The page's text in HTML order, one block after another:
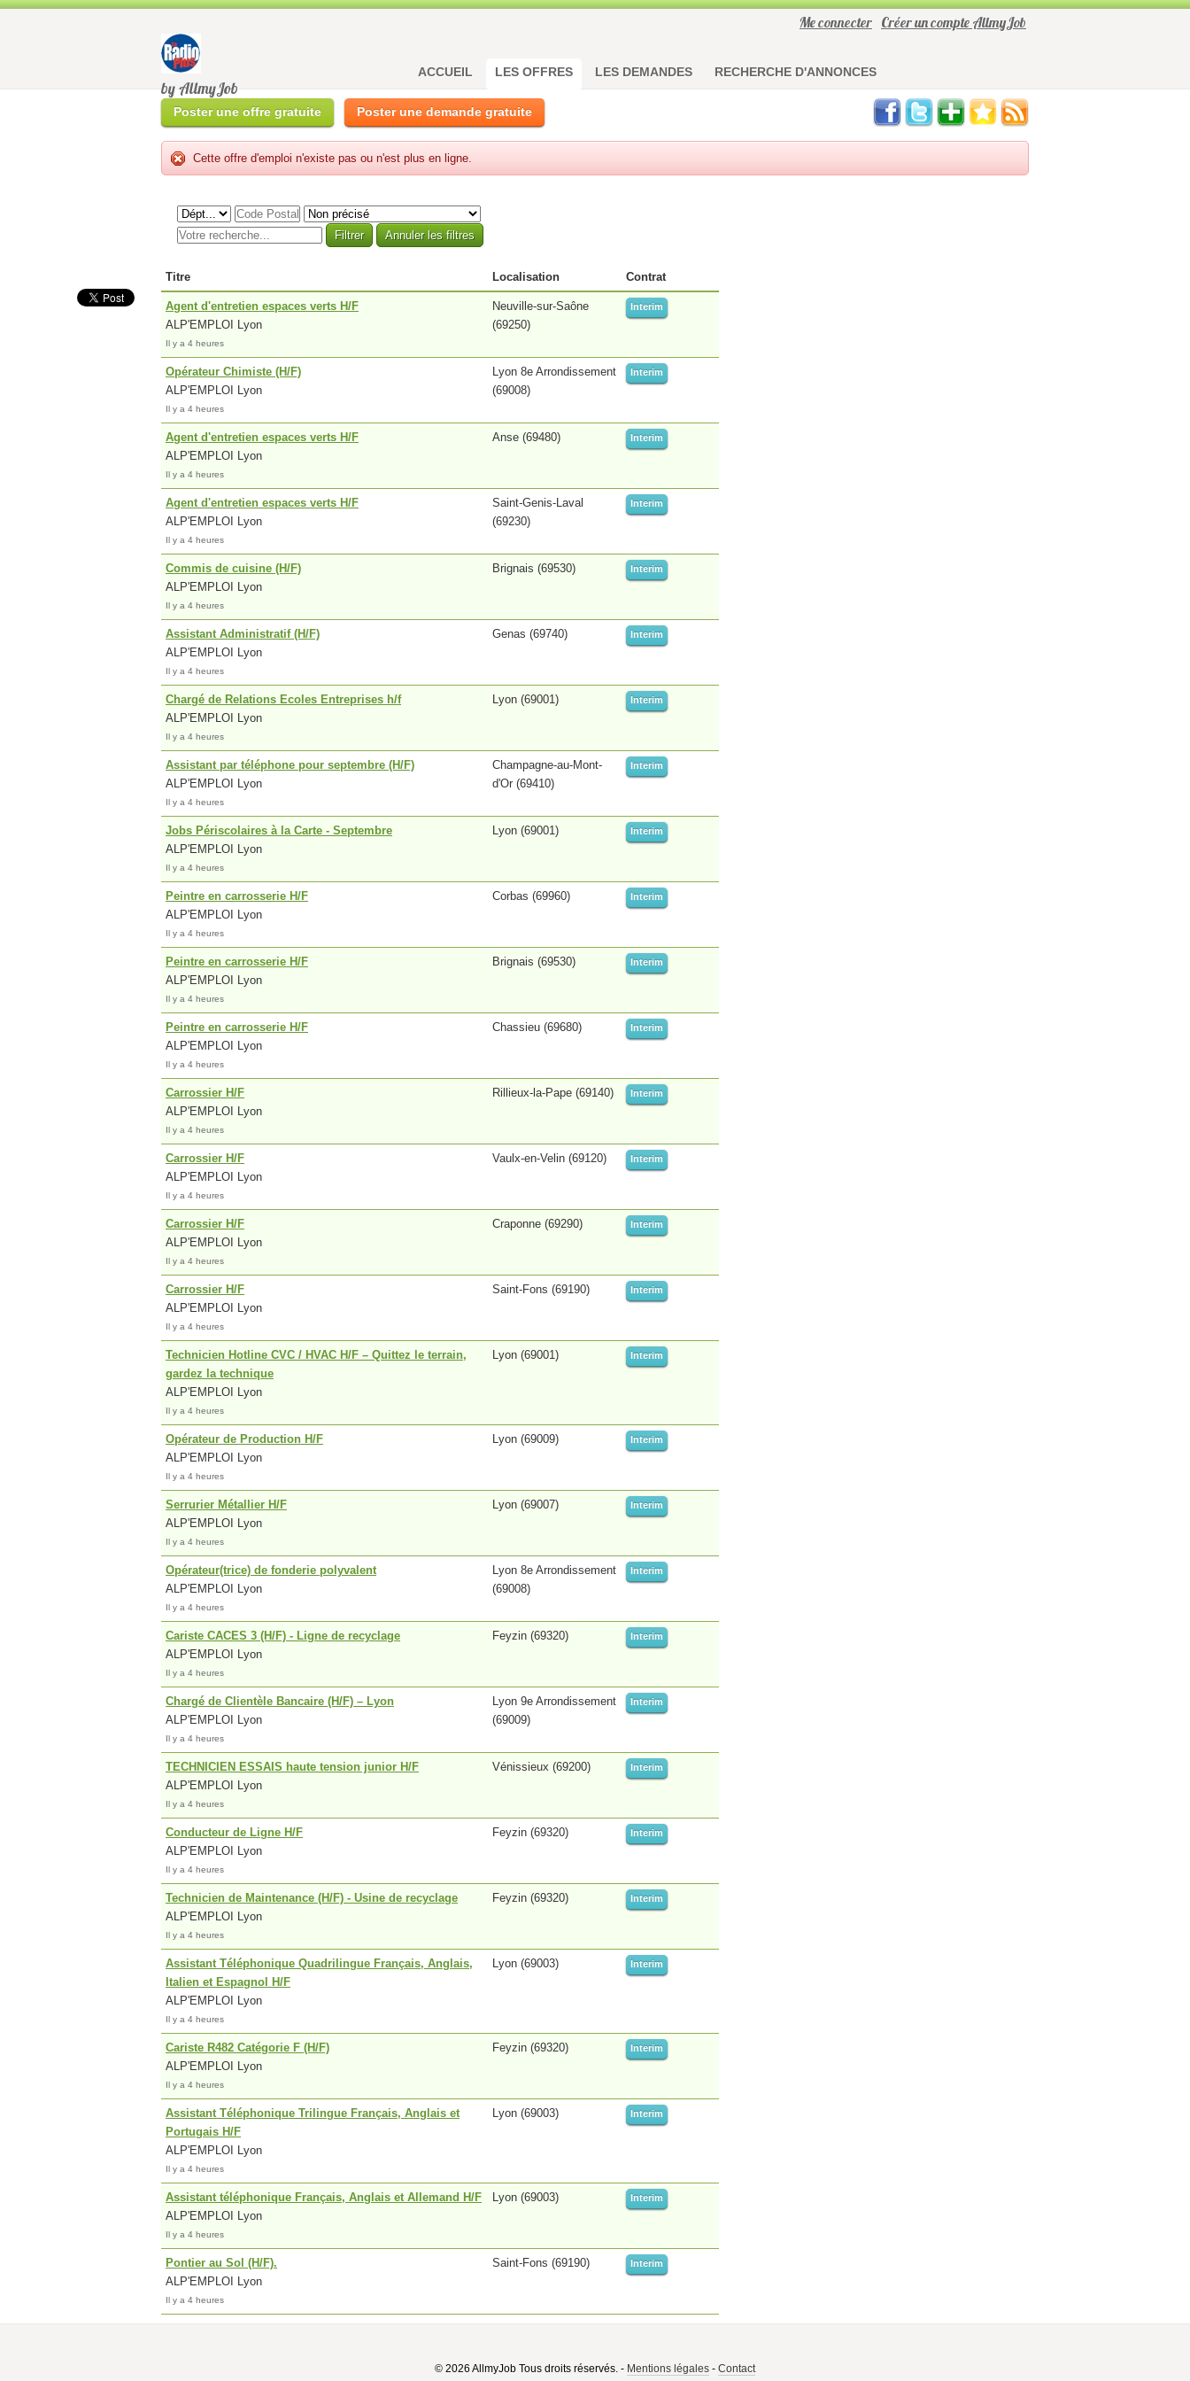
by AllmyJob
Me connecter Créer un compte AllmyJob
ACCUEIL LES OFFRES LES DEMANDES RECHERCHE D'ANNONCES
Poster une offre gratuite Poster une demande gratuite
Cette offre d'emploi n'existe pas ou n'est plus en ligne.
Titre Localisation Contrat
Agent d'entretien espaces verts H/F
ALP'EMPLOI Lyon
Il y a 4 heures
Neuville-sur-Saône
(69250)
Interim
Opérateur Chimiste (H/F)
ALP'EMPLOI Lyon
Il y a 4 heures
Lyon 8e Arrondissement
(69008)
Interim
Agent d'entretien espaces verts H/F
ALP'EMPLOI Lyon
Il y a 4 heures
Anse (69480) Interim
Agent d'entretien espaces verts H/F
ALP'EMPLOI Lyon
Il y a 4 heures
Saint-Genis-Laval
(69230)
Interim
Commis de cuisine (H/F)
ALP'EMPLOI Lyon
Il y a 4 heures
Brignais (69530) Interim
Assistant Administratif (H/F)
ALP'EMPLOI Lyon
Il y a 4 heures
Genas (69740) Interim
Chargé de Relations Ecoles Entreprises h/f
ALP'EMPLOI Lyon
Il y a 4 heures
Lyon (69001) Interim
Assistant par téléphone pour septembre (H/F)
ALP'EMPLOI Lyon
Il y a 4 heures
Champagne-au-Mont-
d'Or (69410)
Interim
Jobs Périscolaires à la Carte - Septembre
ALP'EMPLOI Lyon
Il y a 4 heures
Lyon (69001) Interim
Peintre en carrosserie H/F
ALP'EMPLOI Lyon
Il y a 4 heures
Corbas (69960) Interim
Peintre en carrosserie H/F
ALP'EMPLOI Lyon
Il y a 4 heures
Brignais (69530) Interim
Peintre en carrosserie H/F
ALP'EMPLOI Lyon
Il y a 4 heures
Chassieu (69680) Interim
Carrossier H/F
ALP'EMPLOI Lyon
Il y a 4 heures
Rillieux-la-Pape (69140) Interim
Carrossier H/F
ALP'EMPLOI Lyon
Il y a 4 heures
Vaulx-en-Velin (69120) Interim
Carrossier H/F
ALP'EMPLOI Lyon
Il y a 4 heures
Craponne (69290) Interim
Carrossier H/F
ALP'EMPLOI Lyon
Il y a 4 heures
Saint-Fons (69190) Interim
Technicien Hotline CVC / HVAC H/F – Quittez le terrain,
gardez la technique
ALP'EMPLOI Lyon
Il y a 4 heures
Lyon (69001) Interim
Opérateur de Production H/F
ALP'EMPLOI Lyon
Il y a 4 heures
Lyon (69009) Interim
Serrurier Métallier H/F
ALP'EMPLOI Lyon
Il y a 4 heures
Lyon (69007) Interim
Opérateur(trice) de fonderie polyvalent
ALP'EMPLOI Lyon
Il y a 4 heures
Lyon 8e Arrondissement
(69008)
Interim
Cariste CACES 3 (H/F) - Ligne de recyclage
ALP'EMPLOI Lyon
Il y a 4 heures
Feyzin (69320) Interim
Chargé de Clientèle Bancaire (H/F) – Lyon
ALP'EMPLOI Lyon
Il y a 4 heures
Lyon 9e Arrondissement
(69009)
Interim
TECHNICIEN ESSAIS haute tension junior H/F
ALP'EMPLOI Lyon
Il y a 4 heures
Vénissieux (69200) Interim
Conducteur de Ligne H/F
ALP'EMPLOI Lyon
Il y a 4 heures
Feyzin (69320) Interim
Technicien de Maintenance (H/F) - Usine de recyclage
ALP'EMPLOI Lyon
Il y a 4 heures
Feyzin (69320) Interim
Assistant Téléphonique Quadrilingue Français, Anglais,
Italien et Espagnol H/F
ALP'EMPLOI Lyon
Il y a 4 heures
Lyon (69003) Interim
Cariste R482 Catégorie F (H/F)
ALP'EMPLOI Lyon
Il y a 4 heures
Feyzin (69320) Interim
Assistant Téléphonique Trilingue Français, Anglais et
Portugais H/F
ALP'EMPLOI Lyon
Il y a 4 heures
Lyon (69003) Interim
Assistant téléphonique Français, Anglais et Allemand H/F
ALP'EMPLOI Lyon
Il y a 4 heures
Lyon (69003) Interim
Pontier au Sol (H/F).
ALP'EMPLOI Lyon
Il y a 4 heures
Saint-Fons (69190) Interim
© 2026 AllmyJob Tous droits réservés. - Mentions légales - Contact